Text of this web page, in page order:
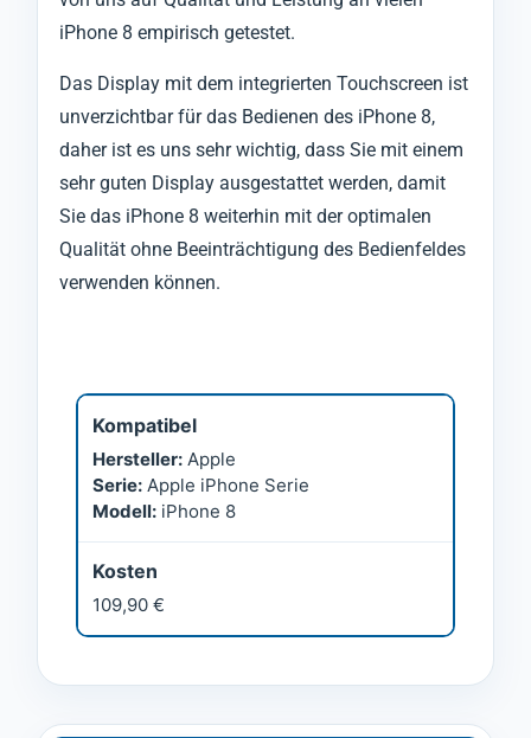
iPhone 8 empirisch getestet.
Das Display mit dem integrierten Touchscreen ist
unverzichtbar für das Bedienen des iPhone 8,
daher ist es uns sehr wichtig, dass Sie mit einem
sehr guten Display ausgestattet werden, damit
Sie das iPhone 8 weiterhin mit der optimalen
Qualität ohne Beeinträchtigung des Bedienfeldes
verwenden können.
Kompatibel
Hersteller: Apple
Serie: Apple iPhone Serie
Modell: iPhone 8
Kosten
109,90 €